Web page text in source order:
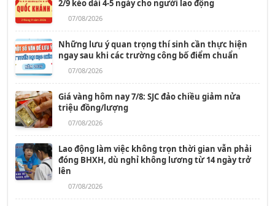
2/9 kéo dài 4-5 ngày cho người lao động
07/08/2026
Những lưu ý quan trọng thí sinh cần thực hiện
ngay sau khi các trường công bố điểm chuẩn
07/08/2026
Giá vàng hôm nay 7/8: SJC đảo chiều giảm nửa
triệu đồng/lượng
07/08/2026
Lao động làm việc không trọn thời gian vẫn phải
đóng BHXH, dù nghỉ không lương từ 14 ngày trở
lên
07/08/2026